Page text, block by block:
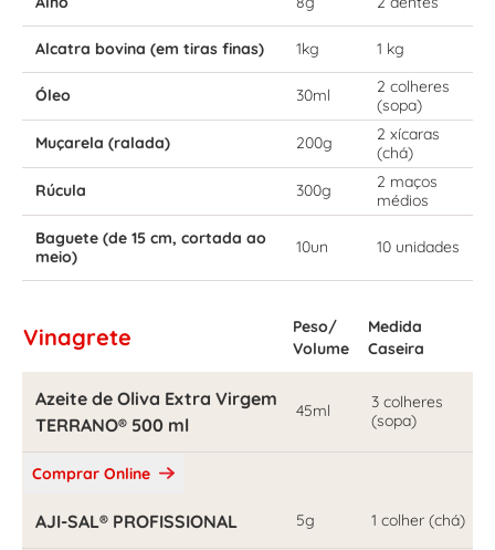
Alcatra bovina (em tiras finas) 1kg 1 kg
Óleo 30ml
2 colheres
(sopa)
Muçarela (ralada)
200g
2 xícaras
(chá)
Rúcula
300g
2 maços
médios
Baguete (de 15 cm, cortada ao
meio)
10un 10 unidades
Vinagrete
Peso/
Volume
Medida
Caseira
Azeite de Oliva Extra Virgem
TERRANO® 500 ml
45ml
3 colheres
(sopa)
Comprar Online
AJI-SAL® PROFISSIONAL 5g 1 colher (chá)